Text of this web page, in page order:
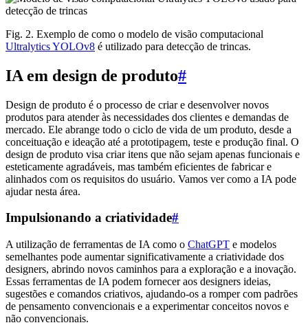
Fig. 2. Exemplo de como o modelo de visão computacional
Ultralytics YOLOv8 é utilizado para detecção de trincas.
IA em design de produto#
Design de produto é o processo de criar e desenvolver novos
produtos para atender às necessidades dos clientes e demandas de
mercado. Ele abrange todo o ciclo de vida de um produto, desde a
conceituação e ideação até a prototipagem, teste e produção final. O
design de produto visa criar itens que não sejam apenas funcionais e
esteticamente agradáveis, mas também eficientes de fabricar e
alinhados com os requisitos do usuário. Vamos ver como a IA pode
ajudar nesta área.
Impulsionando a criatividade#
A utilização de ferramentas de IA como o ChatGPT e modelos
semelhantes pode aumentar significativamente a criatividade dos
designers, abrindo novos caminhos para a exploração e a inovação.
Essas ferramentas de IA podem fornecer aos designers ideias,
sugestões e comandos criativos, ajudando-os a romper com padrões
de pensamento convencionais e a experimentar conceitos novos e
não convencionais.